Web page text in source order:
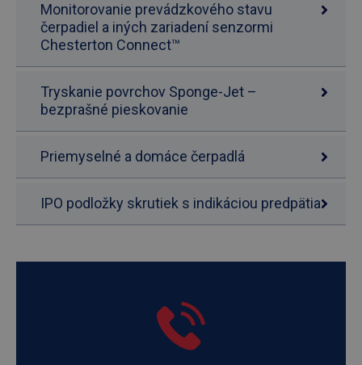
Monitorovanie prevádzkového stavu
čerpadiel a iných zariadení senzormi
Chesterton Connect™
Tryskanie povrchov Sponge-Jet –
bezprašné pieskovanie
Priemyselné a domáce čerpadlá
IPO podložky skrutiek s indikáciou predpätia